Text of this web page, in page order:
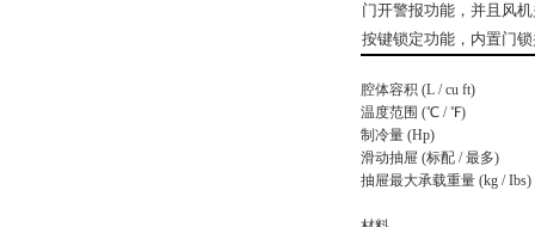
门开警报功能，并且风
按键锁定功能，内置门
腔体容积 (L / cu ft)
温度范围 (℃ / ℉)
制冷量 (Hp)
滑动抽屉 (标配 / 最多)
抽屉最大承载重量 (kg / Ibs)